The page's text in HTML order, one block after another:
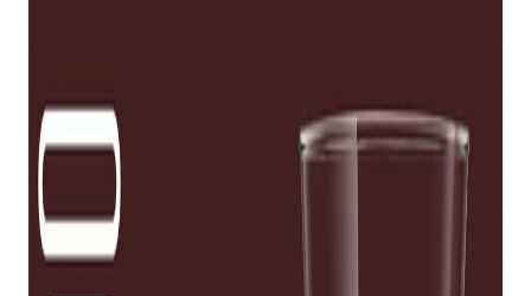
Начало/Напитки И Храни /Кафе/Nescafé
Nescafé Dolce Gusto Кафе
капсула Napoli, 16 броя